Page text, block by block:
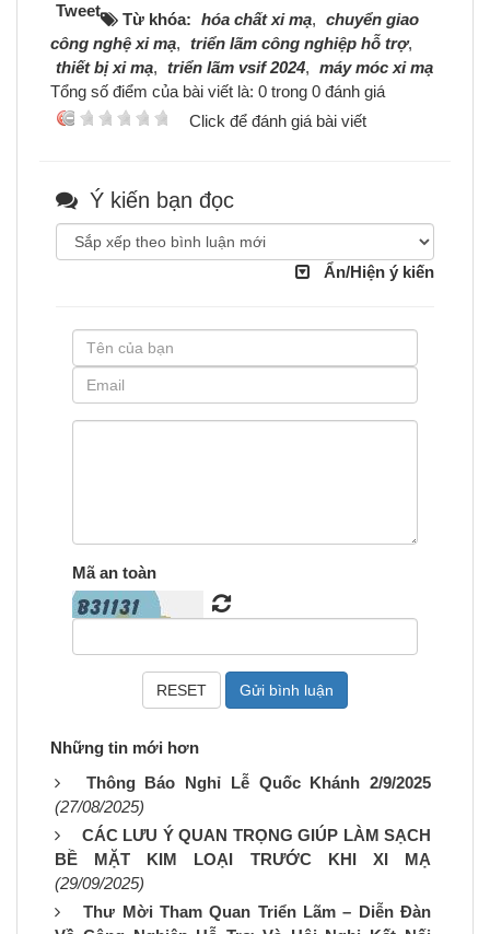
Tweet Từ khóa: hóa chất xi mạ, chuyển giao
công nghệ xi mạ, triển lãm công nghiệp hỗ trợ,
thiết bị xi mạ, triển lãm vsif 2024, máy móc xi mạ
Tổng số điểm của bài viết là: 0 trong 0 đánh giá
Click để đánh giá bài viết
Ý kiến bạn đọc
Ẩn/Hiện ý kiến
Mã an toàn
Những tin mới hơn
Thông Báo Nghỉ Lễ Quốc Khánh 2/9/2025
(27/08/2025)
CÁC LƯU Ý QUAN TRỌNG GIÚP LÀM SẠCH
BỀ MẶT KIM LOẠI TRƯỚC KHI XI MẠ
(29/09/2025)
Thư Mời Tham Quan Triển Lãm – Diễn Đàn